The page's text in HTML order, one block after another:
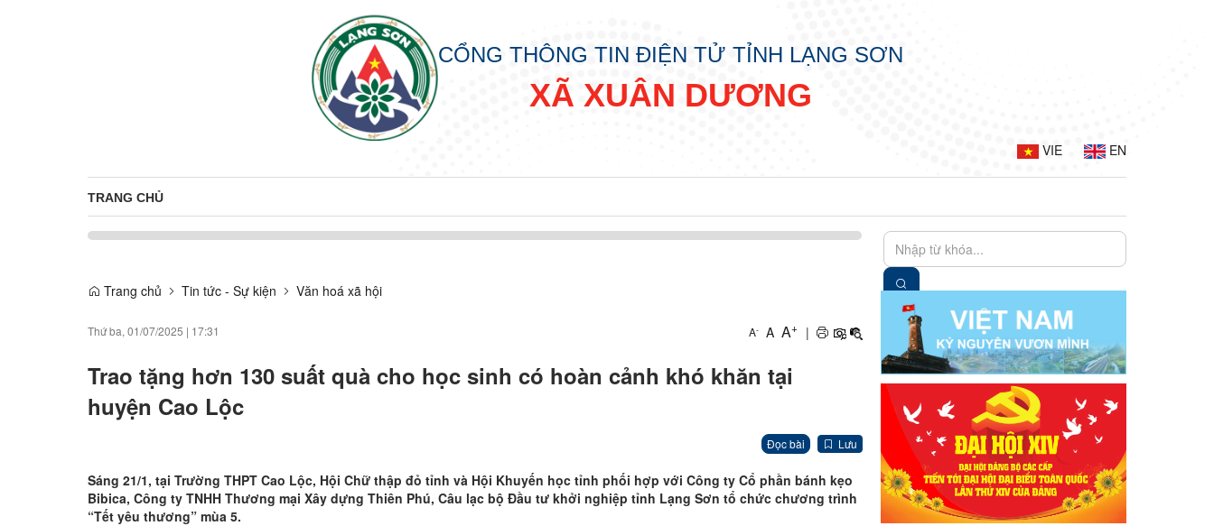
CỔNG THÔNG TIN ĐIỆN TỬ TỈNH LẠNG SƠN
XÃ XUÂN DƯƠNG
VIE EN
TRANG CHỦ
Trang chủ Tin tức - Sự kiện Văn hoá xã hội
Thứ ba, 01/07/2025 | 17:31 A- A A+ |
Trao tặng hơn 130 suất quà cho học sinh có hoàn cảnh khó khăn tại
huyện Cao Lộc
Đọc bài Lưu
Sáng 21/1, tại Trường THPT Cao Lộc, Hội Chữ thập đỏ tỉnh và Hội Khuyến học tỉnh phối hợp với Công ty Cổ phần bánh kẹo
Bibica, Công ty TNHH Thương mại Xây dựng Thiên Phú, Câu lạc bộ Đầu tư khởi nghiệp tỉnh Lạng Sơn tổ chức chương trình
“Tết yêu thương” mùa 5.